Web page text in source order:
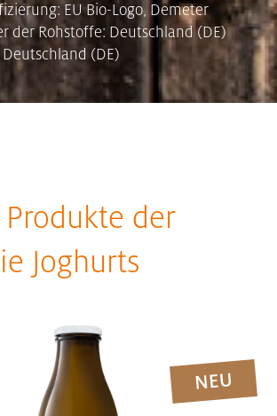
EU Bio-Logo, Demeter
der Rohstoffe: Deutschland (DE)
(DE)
der
Joghurts